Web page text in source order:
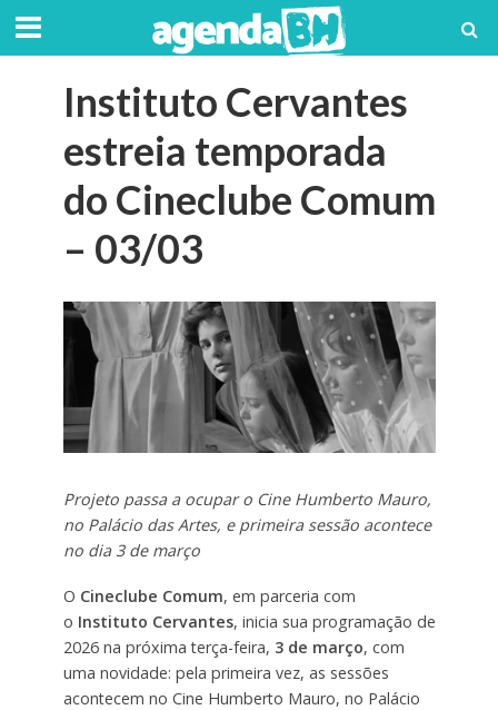
Instituto Cervantes
estreia temporada
do Cineclube Comum
– 03/03
Projeto passa a ocupar o Cine Humberto Mauro,
no Palácio das Artes, e primeira sessão acontece
no dia 3 de março
O Cineclube Comum, em parceria com
o Instituto Cervantes, inicia sua programação de
2026 na próxima terça-feira, 3 de março, com
uma novidade: pela primeira vez, as sessões
acontecem no Cine Humberto Mauro, no Palácio